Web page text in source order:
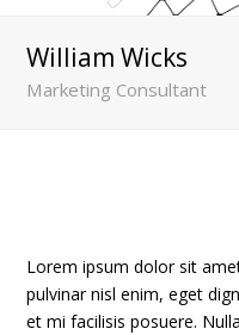
William Wicks
Marketing Consultant
Lorem ipsum dolor sit
pulvinar nisl enim, eget
et mi facilisis posuere.